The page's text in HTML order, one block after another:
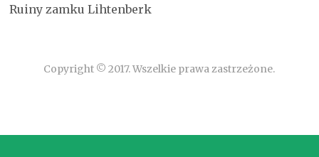
Ruiny zamku Lihtenberk
Copyright © 2017. Wszelkie prawa zastrzeżone.